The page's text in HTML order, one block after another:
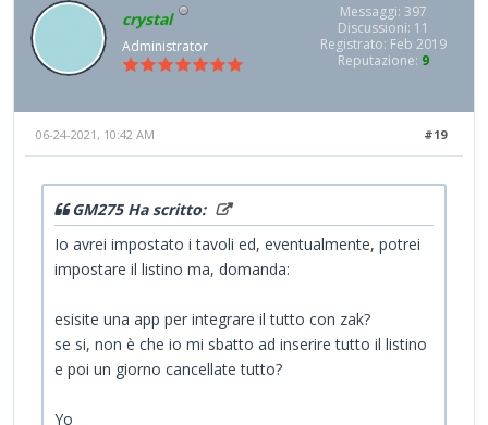
crystal
Administrator
Messaggi: 397
Discussioni: 11
Registrato: Feb 2019
Reputazione: 9
#19
06-24-2021, 10:42 AM
GM275 Ha scritto:
Io avrei impostato i tavoli ed, eventualmente, potrei
impostare il listino ma, domanda:
esisite una app per integrare il tutto con zak?
se si, non è che io mi sbatto ad inserire tutto il listino
e poi un giorno cancellate tutto?
Yo